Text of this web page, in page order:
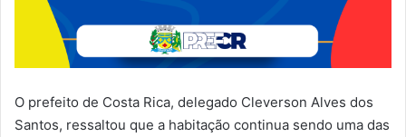
O prefeito de Costa Rica, delegado Cleverson Alves dos
Santos, ressaltou que a habitação continua sendo uma das